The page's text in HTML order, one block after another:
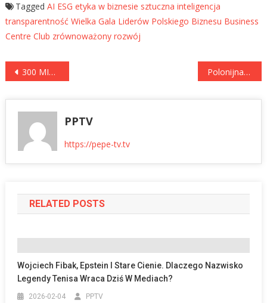
Tagged AI ESG etyka w biznesie sztuczna inteligencja
transparentność Wielka Gala Liderów Polskiego Biznesu Business
Centre Club zrównoważony rozwój
Nawigacja
300 MILIONÓW ZŁOTYCH NA POLSKIE INNOWACJE PRZYSZŁOŚCI! Polonijna Lista Przebojów PP-TV #297. Najlepsze Polskie Hity z Całego Świata #PLP
PPTV
https://pepe-tv.tv
RELATED POSTS
Wojciech Fibak, Epstein I Stare Cienie. Dlaczego Nazwisko
Legendy Tenisa Wraca Dziś W Mediach?
2026-02-04 PPTV